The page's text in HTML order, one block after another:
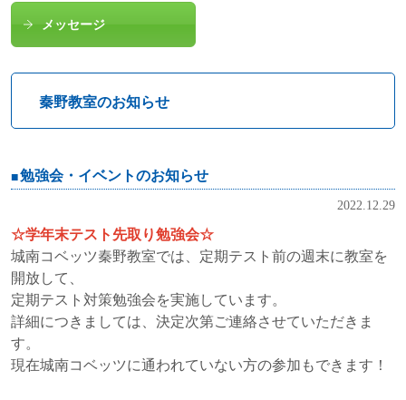
メッセージ
秦野教室のお知らせ
勉強会・イベントのお知らせ
2022.12.29
☆学年末テスト先取り勉強会☆
城南コベッツ秦野教室では、定期テスト前の週末に教室を
開放して、
定期テスト対策勉強会を実施しています。
詳細につきましては、決定次第ご連絡させていただきま
す。
現在城南コベッツに通われていない方の参加もできます！